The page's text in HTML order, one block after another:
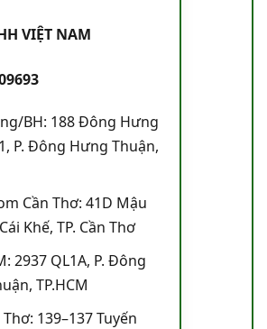
VIỆT NAM
BH: 188 Đông Hưng
P. Đông Hưng Thuận,
Cần Thơ: 41D Mậu
Khế, TP. Cần Thơ
2937 QL1A, P. Đông
TP.HCM
139–137 Tuyến